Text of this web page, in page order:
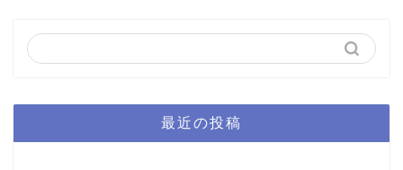
最近の投稿